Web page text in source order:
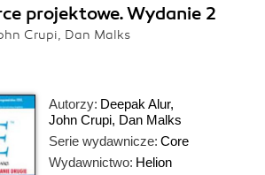
projektowe. Wydanie 2
Crupi, Dan Malks
Autorzy: Deepak Alur,
John Crupi, Dan Malks
Serie wydawnicze: Core
Wydawnictwo: Helion